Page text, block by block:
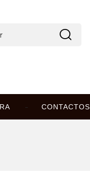
CONTACTOS